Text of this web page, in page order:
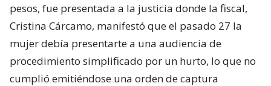
pesos, fue presentada a la justicia donde la fiscal,
Cristina Cárcamo, manifestó que el pasado 27 la
mujer debía presentarte a una audiencia de
procedimiento simplificado por un hurto, lo que no
cumplió emitiéndose una orden de captura